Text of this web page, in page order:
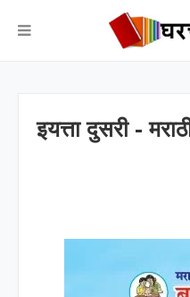
इयत्ता दुसरी -